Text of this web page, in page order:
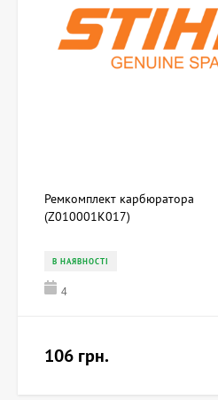
Ремкомплект карбюратора
(Z010001K017)
В НАЯВНОСТІ
4
106 грн.